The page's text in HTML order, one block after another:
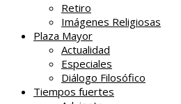
Retiro
Imágenes Religiosas
Plaza Mayor
Actualidad
Especiales
Diálogo Filosófico
Tiempos fuertes